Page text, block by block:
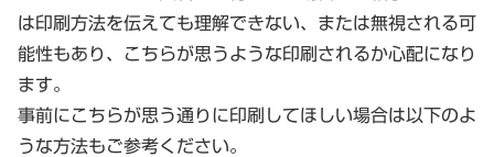
は印刷方法を伝えても理解できない、または無視される可
能性もあり、こちらが思うような印刷されるか心配になり
ます。
事前にこちらが思う通りに印刷してほしい場合は以下のよ
うな方法もご参考ください。